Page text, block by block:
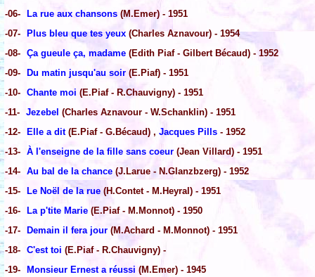
-06- La rue aux chansons (M.Emer) - 1951
-07- Plus bleu que tes yeux (Charles Aznavour) - 1954
-08- Ça gueule ça, madame (Edith Piaf - Gilbert Bécaud) - 1952
-09- Du matin jusqu'au soir (E.Piaf) - 1951
-10- Chante moi (E.Piaf - R.Chauvigny) - 1951
-11- Jezebel (Charles Aznavour - W.Schanklin) - 1951
-12- Elle a dit(E.Piaf - G.Bécaud) , Jacques Pills - 1952
-13- À l'enseigne de la fille sans coeur (Jean Villard) - 1951
-14- Au bal de la chance (J.Larue - N.Glanzbzerg) - 1952
-15- Le Noël de la rue (H.Contet - M.Heyral) - 1951
-16- La p'tite Marie (E.Piaf - M.Monnot) - 1950
-17- Demain il fera jour (M.Achard - M.Monnot) - 1951
-18- C'est toi (E.Piaf - R.Chauvigny) -
-19- Monsieur Ernest a réussi (M.Emer) - 1945